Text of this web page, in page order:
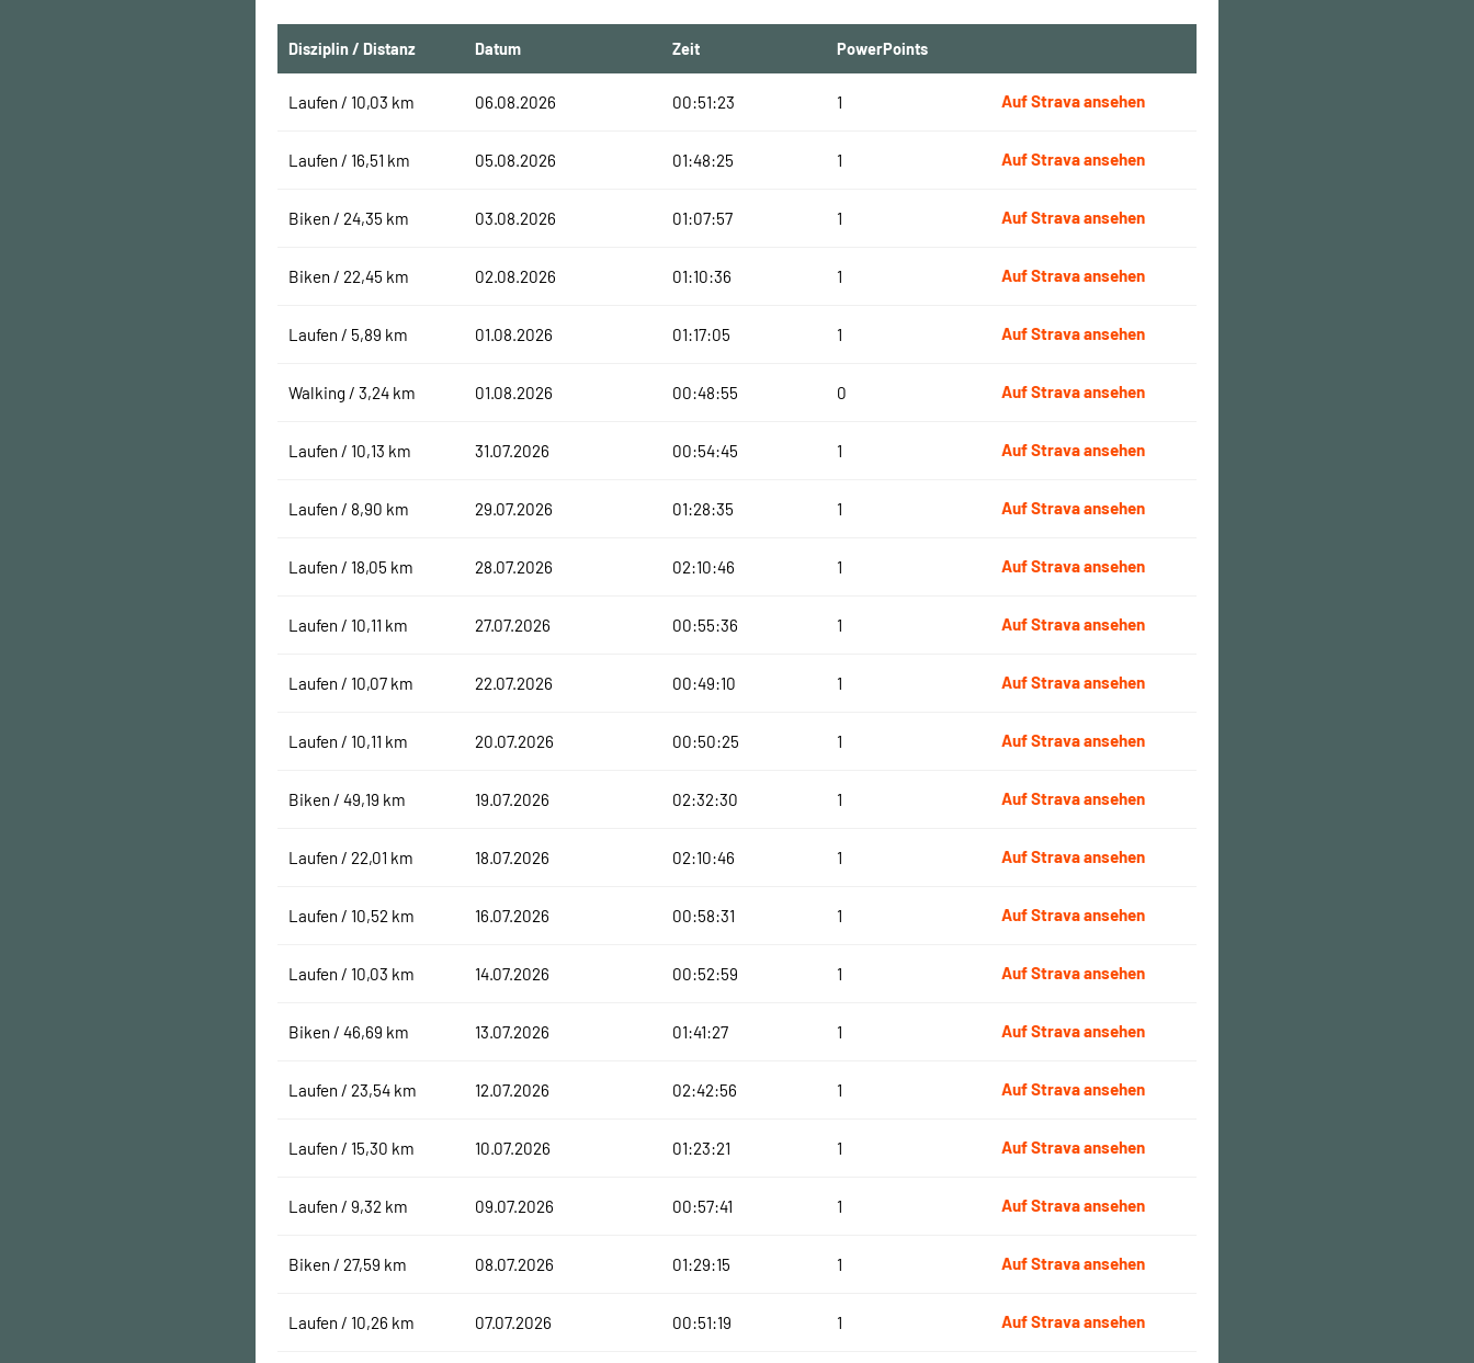
Disziplin / Distanz Datum Zeit PowerPoints
Laufen / 10,03 km 06.08.2026 00:51:23 1 Auf Strava ansehen
Laufen / 16,51 km 05.08.2026 01:48:25 1 Auf Strava ansehen
Biken / 24,35 km 03.08.2026 01:07:57 1 Auf Strava ansehen
Biken / 22,45 km 02.08.2026 01:10:36 1 Auf Strava ansehen
Laufen / 5,89 km 01.08.2026 01:17:05 1 Auf Strava ansehen
Walking / 3,24 km 01.08.2026 00:48:55 0 Auf Strava ansehen
Laufen / 10,13 km 31.07.2026 00:54:45 1 Auf Strava ansehen
Laufen / 8,90 km 29.07.2026 01:28:35 1 Auf Strava ansehen
Laufen / 18,05 km 28.07.2026 02:10:46 1 Auf Strava ansehen
Laufen / 10,11 km 27.07.2026 00:55:36 1 Auf Strava ansehen
Laufen / 10,07 km 22.07.2026 00:49:10 1 Auf Strava ansehen
Laufen / 10,11 km 20.07.2026 00:50:25 1 Auf Strava ansehen
Biken / 49,19 km 19.07.2026 02:32:30 1 Auf Strava ansehen
Laufen / 22,01 km 18.07.2026 02:10:46 1 Auf Strava ansehen
Laufen / 10,52 km 16.07.2026 00:58:31 1 Auf Strava ansehen
Laufen / 10,03 km 14.07.2026 00:52:59 1 Auf Strava ansehen
Biken / 46,69 km 13.07.2026 01:41:27 1 Auf Strava ansehen
Laufen / 23,54 km 12.07.2026 02:42:56 1 Auf Strava ansehen
Laufen / 15,30 km 10.07.2026 01:23:21 1 Auf Strava ansehen
Laufen / 9,32 km 09.07.2026 00:57:41 1 Auf Strava ansehen
Biken / 27,59 km 08.07.2026 01:29:15 1 Auf Strava ansehen
Laufen / 10,26 km 07.07.2026 00:51:19 1 Auf Strava ansehen